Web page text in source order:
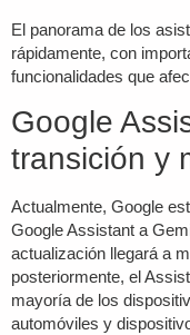
El panorama de los
rápidamente, con
funcionalidades que
Google
transición y
Actualmente, Google
Google Assistant a
actualización llegará a
posteriormente, el
mayoría de los
automóviles y